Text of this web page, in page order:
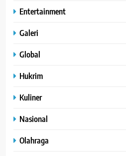
Entertainment
Galeri
Global
Hukrim
Kuliner
Nasional
Olahraga